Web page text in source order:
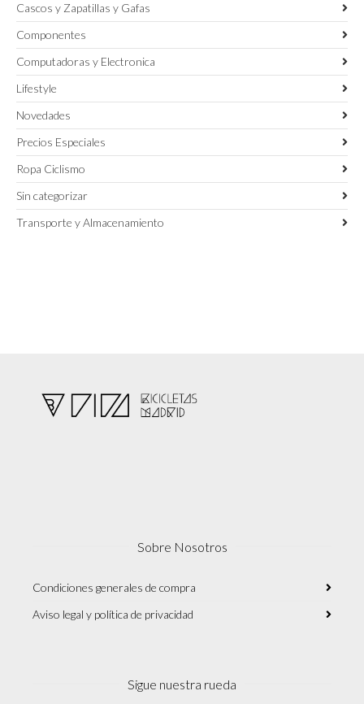
Cascos y Zapatillas y Gafas
Componentes
Computadoras y Electronica
Lifestyle
Novedades
Precios Especiales
Ropa Ciclismo
Sin categorizar
Transporte y Almacenamiento
Sobre Nosotros
Condiciones generales de compra
Aviso legal y política de privacidad
Sigue nuestra rueda